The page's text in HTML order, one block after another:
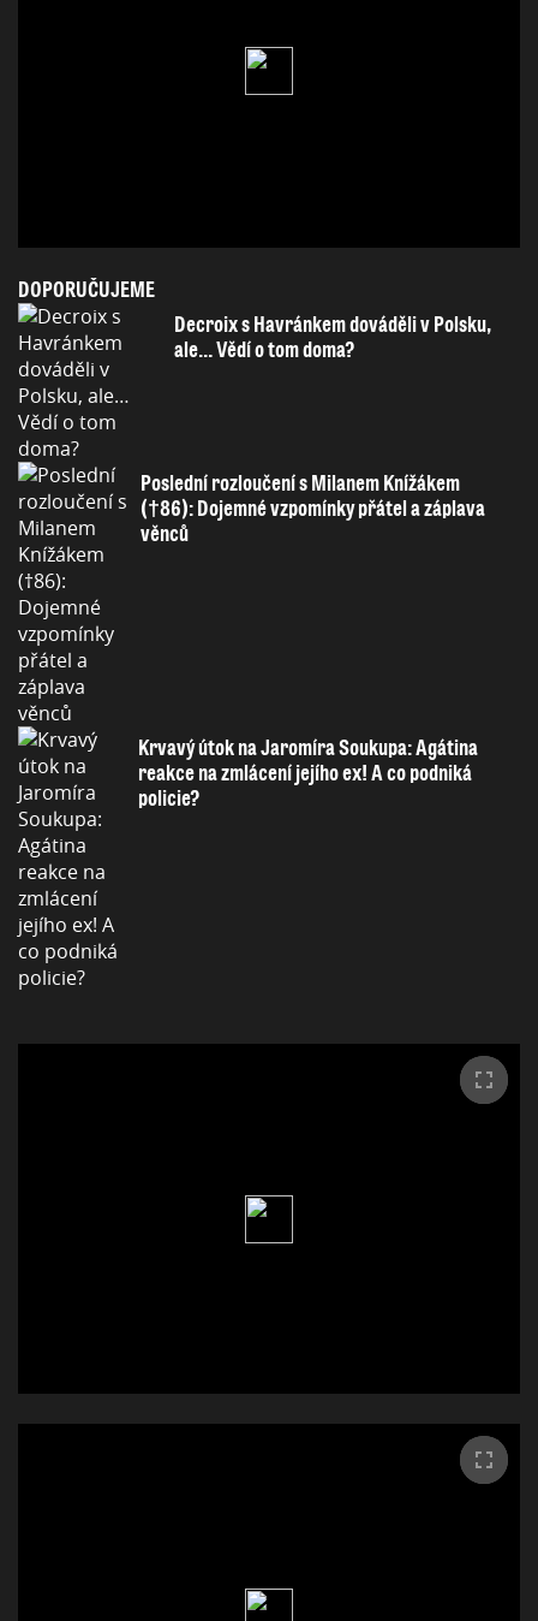
DOPORUČUJEME
Decroix s Havránkem dováděli v Polsku,
ale… Vědí o tom doma?
Poslední rozloučení s Milanem Knížákem
(†86): Dojemné vzpomínky přátel a záplava
věnců
Krvavý útok na Jaromíra Soukupa: Agátina
reakce na zmlácení jejího ex! A co podniká
policie?